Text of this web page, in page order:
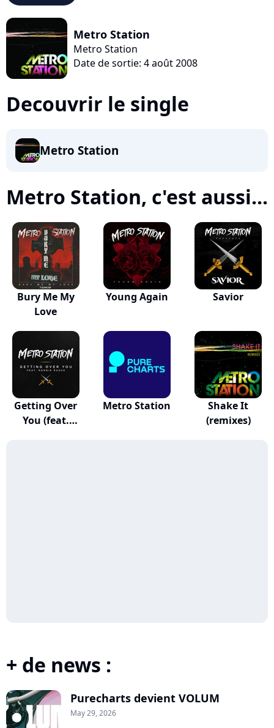
Metro Station
Metro Station
Date de sortie: 4 août 2008
Decouvrir le single
Metro Station
Metro Station, c'est aussi...
Bury Me My
Love
Young Again Savior
Getting Over
You (feat.
Metro Station
Shake It
(remixes)
+ de news :
Purecharts devient VOLUM
May 29, 2026